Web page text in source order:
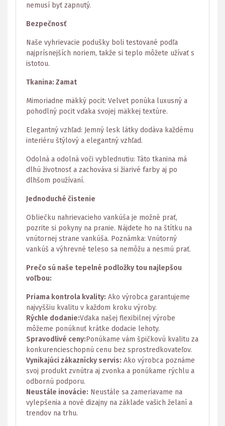
nemusí byť zapnutý.
Bezpečnosť
Naše vyhrievacie podušky boli testované podľa
najprísnejších noriem, takže si teplo môžete užívať s
istotou.
Tkanina: Zamat
Mimoriadne mäkký pocit: Velvet ponúka luxusný a
pohodlný pocit vďaka svojej mäkkej textúre.
Elegantný vzhľad: Jemný lesk látky dodáva každému
interiéru štýlový a elegantný vzhľad.
Odolná a odolná voči vyblednutiu: Táto tkanina má
dlhú životnosť a zachováva si žiarivé farby aj po
dlhšom používaní.
Jednoduché čistenie
Obliečku nahrievacieho vankúša je možné prať,
pozrite si pokyny na pranie. Nájdete ho na štítku na
vnútornej strane vankúša. Poznámka: Vnútorný
vankúš a výhrevné teleso sa nemôžu a nesmú prať.
Prečo sú naše tepelné podložky tou najlepšou
voľbou:
Priama kontrola kvality: Ako výrobca garantujeme
najvyššiu kvalitu v každom kroku výroby.
Rýchle dodanie:Vďaka našej flexibilnej výrobe
môžeme ponúknuť krátke dodacie lehoty.
Spravodlivé ceny:Ponúkame vám špičkovú kvalitu za
konkurencieschopnú cenu bez sprostredkovateľov.
Vynikajúci zákaznícky servis: Ako výrobca poznáme
svoj produkt zvnútra aj zvonka a ponúkame rýchlu a
odbornú podporu.
Neustále inovácie: Neustále sa zameriavame na
vylepšenia a nové dizajny na základe vašich želaní a
trendov na trhu.